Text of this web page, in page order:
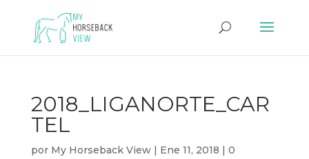
2018_LIGANORTE_CAR
TEL
por My Horseback View| Ene 11, 2018 | 0